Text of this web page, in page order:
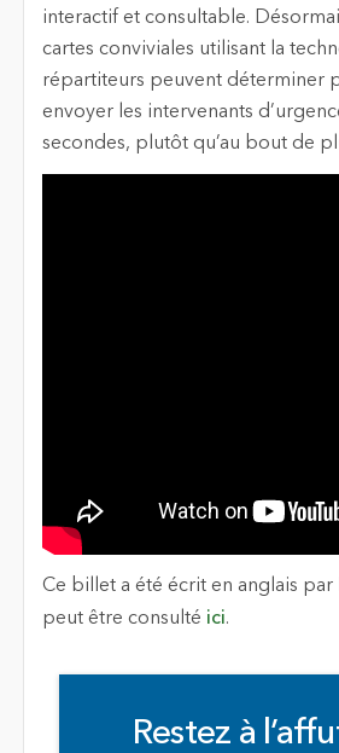
interactif et consultable.
cartes conviviales utilisant la
répartiteurs peuvent déterminer
envoyer les intervenants
secondes, plutôt qu’au bout de
Ce billet a été écrit en anglais par
peut être consulté ici.
Restez à